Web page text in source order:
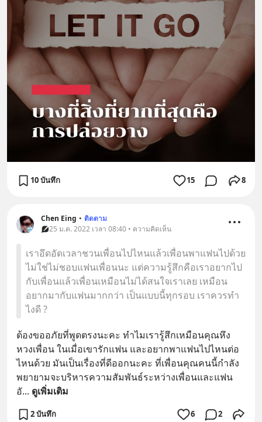
10 บันทึก 15 8
Chen Eing • ติดตาม
25 ม.ค. 2022 เวลา 08:40 • ความคิดเห็น
เราอึดอัดเวลาชวนเพื่อนไปไหนแล้วเพื่อนพาแฟนไปด้วย
ไม่ใช่ไม่ชอบแฟนเพื่อนนะ แต่ความรู้สึกคือเราอยากไป
กับเพื่อนแล้วเพื่อนเหมือนไม่ได้สนใจเราเลย เหมือน
อยากมากับแฟนมากกว่า เป็นแบบนี้ทุกรอบ เราควรทำ
ไงดี ?
ต้องขออภัยที่พูดตรงนะคะ ทำไมเรารู้สึกเหมือนคุณหึง
หวงเพื่อน ในเมื่อเขารักแฟน และอยากพาแฟนไปไหนต่อ
ไหนด้วย มันเป็นเรื่องที่ดีออกนะคะ ที่เพื่อนคุณคนนี้กำลัง
พยายามจะบริหารความสัมพันธ์ระหว่างเพื่อนและแฟน
อั... ดูเพิ่มเติม
2 บันทึก 6 2